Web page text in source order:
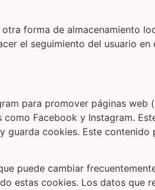
forma de almacenamiento
el seguimiento del usuario en
para promover páginas web
Facebook y Instagram.
guarda cookies. Este contenido
puede cambiar
estas cookies. Los datos que